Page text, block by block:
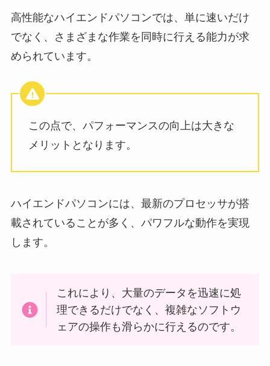
高性能なハイエンドパソコンでは、単に速いだけ
でなく、さまざまな作業を同時に行える能力が求
められています。
この点で、パフォーマンスの向上は大きな
メリットとなります。
ハイエンドパソコンには、最新のプロセッサが搭
載されていることが多く、パワフルな動作を実現
します。
これにより、大量のデータを迅速に処
理できるだけでなく、複雑なソフトウ
ェアの操作も滑らかに行えるのです。